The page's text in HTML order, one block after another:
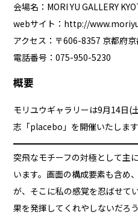
会場名：MORI YU GALLERY
webサイト： http://
アクセス：〒606-8357 京都府
電話番号：075-950-5230
概要
モリユウギャラリーは9月14日(
志「placebo」を開催いた
突飛なモチーフの対極として主
います。画面の構成要素も含め
が、そこに私の感覚を忍ばせて
果を発揮してくれやしないだろ